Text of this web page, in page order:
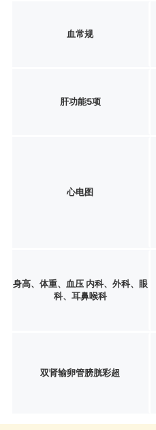
血常规
肝功能5项
心电图
身高、体重、血压 内科、外科、眼
科、耳鼻喉科
双肾输卵管膀胱彩超